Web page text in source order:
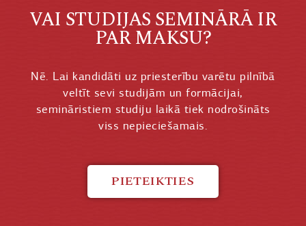
VAI STUDIJAS SEMINĀRĀ IR
PAR MAKSU?
Nē. Lai kandidāti uz priesterību varētu pilnībā
veltīt sevi studijām un formācijai,
semināristiem studiju laikā tiek nodrošināts
viss nepieciešamais.
PIETEIKTIES